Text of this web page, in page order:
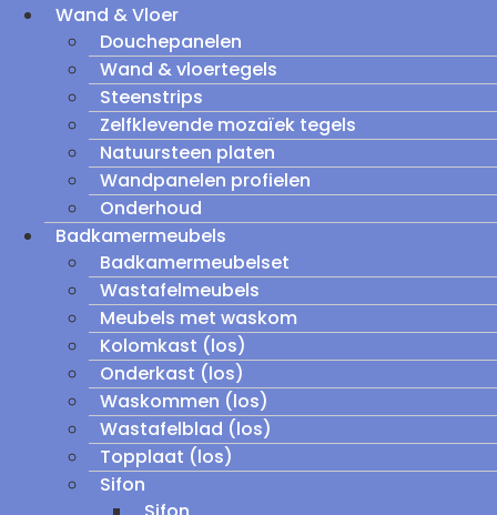
Wand & Vloer
Douchepanelen
Wand & vloertegels
Steenstrips
Zelfklevende mozaïek tegels
Natuursteen platen
Wandpanelen profielen
Onderhoud
Badkamermeubels
Badkamermeubelset
Wastafelmeubels
Meubels met waskom
Kolomkast (los)
Onderkast (los)
Waskommen (los)
Wastafelblad (los)
Topplaat (los)
Sifon